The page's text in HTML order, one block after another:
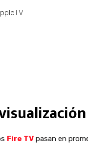
Fire TV pasan en